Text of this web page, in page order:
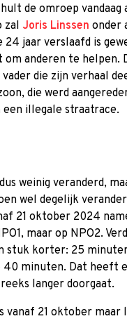
de omroep vandaag
zal Joris Linssen onder
24 jaar verslaafd is
anderen te helpen.
die zijn verhaal
die werd
een illegale straatrace.
weinig veranderd,
wel degelijk
21 oktober 2024
maar op NPO2.
stuk korter: 25
40 minuten. Dat heeft
langer doorgaat.
vanaf 21 oktober